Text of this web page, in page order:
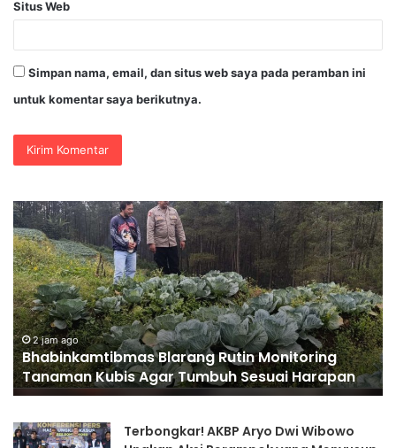
Situs Web
Simpan nama, email, dan situs web saya pada peramban ini
untuk komentar saya berikutnya.
35.936
Anak
Muda
Main
Bareng
di
Kapolri
Cup
2026,
Wakapolri:
Jangan
Jadi
3 jam ago
35.936 Anak Muda Main Bareng di
2026, Wakapolri: Jangan Cuma Jadi
Jadilah Talenta Digital
Terbongkar! AKBP Aryo Dwi Wibowo